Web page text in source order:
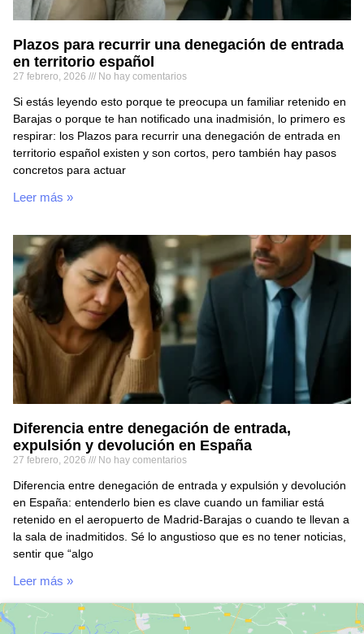
Plazos para recurrir una denegación de entrada
en territorio español
27 febrero, 2026 No hay comentarios
Si estás leyendo esto porque te preocupa un familiar retenido en
Barajas o porque te han notificado una inadmisión, lo primero es
respirar: los Plazos para recurrir una denegación de entrada en
territorio español existen y son cortos, pero también hay pasos
concretos para actuar
Leer más »
Diferencia entre denegación de entrada,
expulsión y devolución en España
27 febrero, 2026 No hay comentarios
Diferencia entre denegación de entrada y expulsión y devolución
en España: entenderlo bien es clave cuando un familiar está
retenido en el aeropuerto de Madrid-Barajas o cuando te llevan a
la sala de inadmitidos. Sé lo angustioso que es no tener noticias,
sentir que “algo
Leer más »